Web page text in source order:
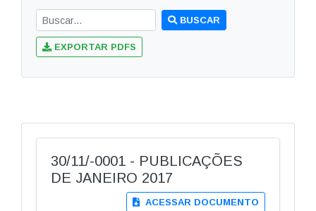
BUSCAR
EXPORTAR PDFS
30/11/-0001 - PUBLICAÇÕES
DE JANEIRO 2017
ACESSAR DOCUMENTO